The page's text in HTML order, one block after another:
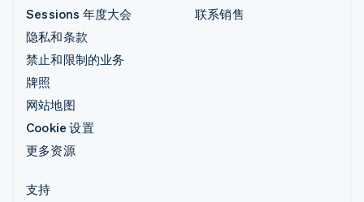
Sessions 年度大会
隐私和条款
禁止和限制的业务
牌照
网站地图
Cookie 设置
更多资源
联系销售
支持